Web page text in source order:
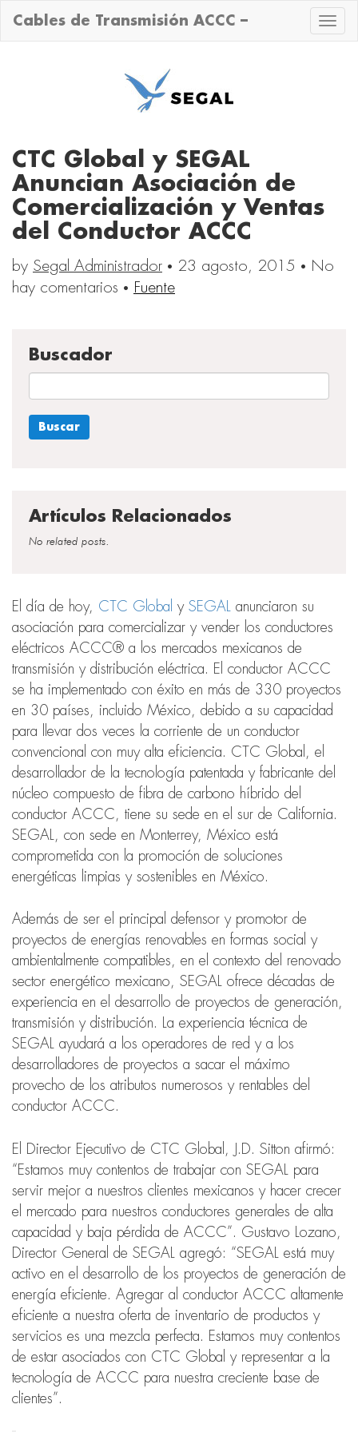
Toggle
Cables de Transmisión ACCC –
CTC Global y SEGAL
Anuncian Asociación de
Comercialización y Ventas
del Conductor ACCC
by Segal Administrador · 23 agosto, 2015 · No
hay comentarios · Fuente
Buscador
Artículos Relacionados
No related posts.
El día de hoy, CTC Global y SEGAL
anunciaron su
asociación para comercializar y vender los conductores
eléctricos ACCC® a los mercados mexicanos de
transmisión y distribución eléctrica. El conductor ACCC
se ha implementado con éxito en más de 330 proyectos
en 30 países, incluido México, debido a su capacidad
para llevar dos veces la corriente de un conductor
convencional con muy alta eficiencia. CTC Global, el
desarrollador de la tecnología patentada y fabricante del
núcleo compuesto de fibra de carbono híbrido del
conductor ACCC, tiene su sede en el sur de California.
SEGAL, con sede en Monterrey, México está
comprometida con la promoción de soluciones
energéticas limpias y sostenibles en México.
Además de ser el principal defensor y promotor de
proyectos de energías renovables en formas social y
ambientalmente compatibles, en el contexto del renovado
sector energético mexicano, SEGAL ofrece décadas de
experiencia en el desarrollo de proyectos de generación,
transmisión y distribución. La experiencia técnica de
SEGAL ayudará a los operadores de red y a los
desarrolladores de proyectos a sacar el máximo
provecho de los atributos numerosos y rentables del
conductor ACCC.
El Director Ejecutivo de CTC Global, J.D. Sitton afirmó:
“Estamos muy contentos de trabajar con SEGAL para
servir mejor a nuestros clientes mexicanos y hacer crecer
el mercado para nuestros conductores generales de alta
capacidad y baja pérdida de ACCC”. Gustavo Lozano,
Director General de SEGAL agregó: “SEGAL está muy
activo en el desarrollo de los proyectos de generación de
energía eficiente. Agregar al conductor ACCC altamente
eficiente a nuestra oferta de inventario de productos y
servicios es una mezcla perfecta. Estamos muy contentos
de estar asociados con CTC Global y representar a la
tecnología de ACCC para nuestra creciente base de
clientes”.